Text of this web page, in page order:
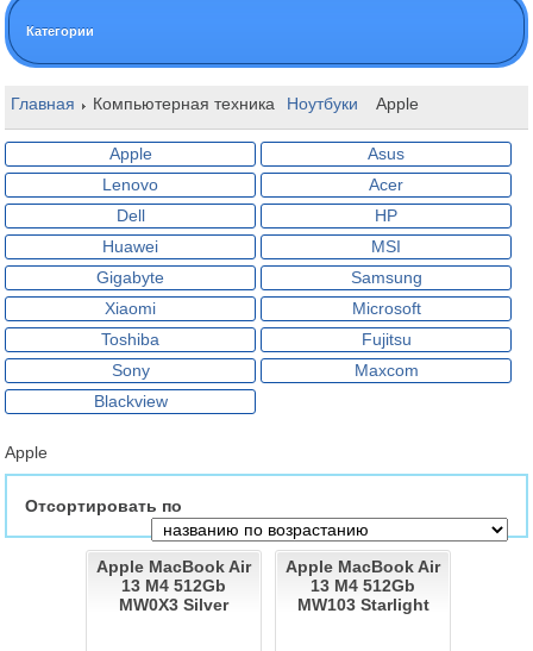
Категории
Главная Компьютерная техника Ноутбуки Apple
Apple
Asus
Lenovo
Acer
Dell
HP
Huawei
MSI
Gigabyte
Samsung
Xiaomi
Microsoft
Toshiba
Fujitsu
Sony
Maxcom
Blackview
Apple
Отсортировать по
Apple MacBook Air
13 M4 512Gb
MW0X3 Silver
Apple MacBook Air
13 M4 512Gb
MW103 Starlight